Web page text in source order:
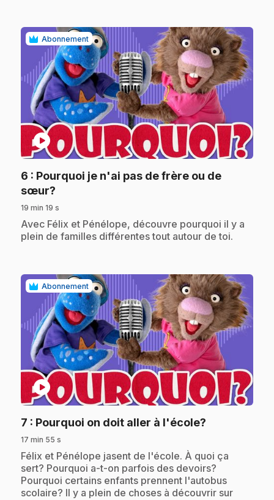
Abonnement
play_circle
6 : Pourquoi je n'ai pas de frère ou de
sœur?
19 min 19 s
.Avec Félix et Pénélope, découvre pourquoi il y a
plein de familles différentes tout autour de toi.
Abonnement
play_circle
7 : Pourquoi on doit aller à l'école?
17 min 55 s
.Félix et Pénélope jasent de l'école. À quoi ça
sert? Pourquoi a-t-on parfois des devoirs?
Pourquoi certains enfants prennent l'autobus
scolaire? Il y a plein de choses à découvrir sur